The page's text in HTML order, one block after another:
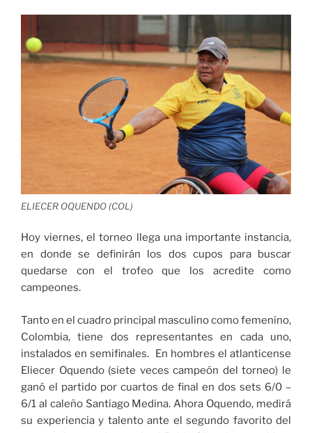
ELIECER OQUENDO (COL)
Hoy viernes, el torneo llega una importante instancia,
en donde se definirán los dos cupos para buscar
quedarse con el trofeo que los acredite como
campeones.
Tanto en el cuadro principal masculino como femenino,
Colombia, tiene dos representantes en cada uno,
instalados en semifinales. En hombres el atlanticense
Eliecer Oquendo (siete veces campeón del torneo) le
ganó el partido por cuartos de final en dos sets 6/0 –
6/1 al caleño Santiago Medina. Ahora Oquendo, medirá
su experiencia y talento ante el segundo favorito del